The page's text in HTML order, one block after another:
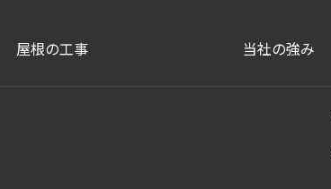
屋根の工事 当社の強み